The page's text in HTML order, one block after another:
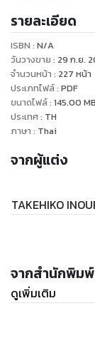
รายละเอียด
ISBN : N/A
วันวางขาย : 29 ก.ย.
จำนวนหน้า : 227 หน้า
ประเภทไฟล์: PDF
ขนาดไฟล์: 145.00 MB
ประเทศ: TH
ภาษา : Thai
จากผู้แต่ง
TAKEHIKO
จากสำนักพิมพ์
ดูเพิ่มเติม